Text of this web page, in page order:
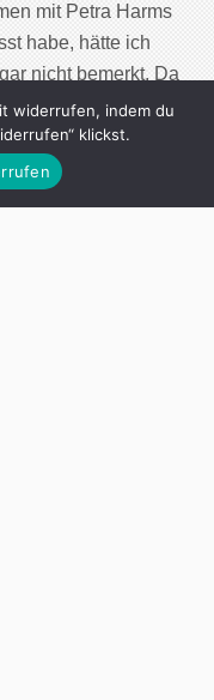
mit Petra Harms
habe, hätte ich
nicht bemerkt. Da
widerrufen, indem du
klickst.